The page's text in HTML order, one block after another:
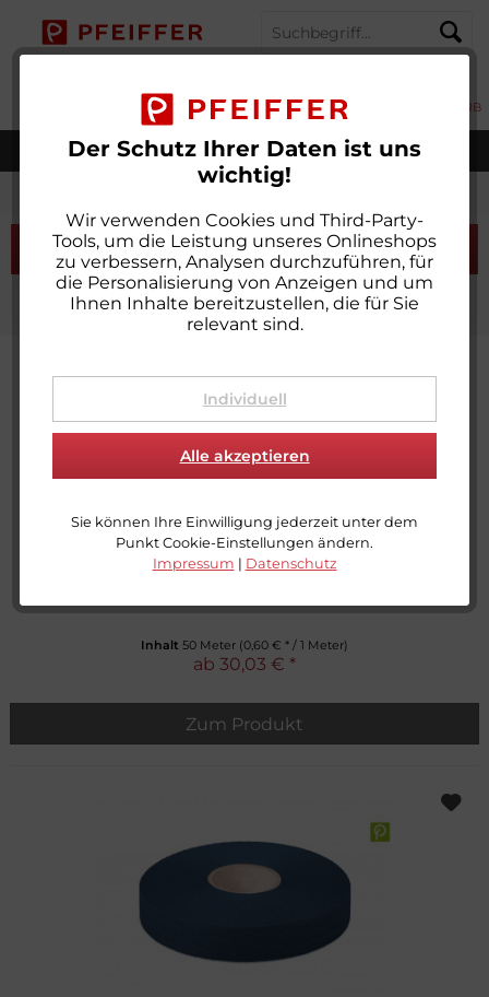
Weltweiter Versand
WARENKORB
MERKZETTEL MEIN KONTO
Der Schutz Ihrer Daten ist uns
wichtig!
Wir verwenden Cookies und Third-Party-
Tools, um die Leistung unseres Onlineshops
zu verbessern, Analysen durchzuführen, für
die Personalisierung von Anzeigen und um
Ihnen Inhalte bereitzustellen, die für Sie
relevant sind.
Individuell
Alle akzeptieren
Sie können Ihre Einwilligung jederzeit unter dem
Punkt Cookie-Einstellungen ändern.
Impressum | Datenschutz
Filtern
Inhalt 50 Meter (0,60 € * / 1 Meter)
ab 30,03 € *
Zum Produkt